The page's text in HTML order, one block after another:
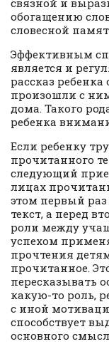
связной и
обогащению
словесной
Эффективным
является и
рассказ
произошли с
дома. Такого
ребенка
Если ребенку
прочитанного
следующий
лицах
этом первый
текст, а перед
роли между
успехом
прочтения
прочитанное.
пересказывать
какую-то роль,
с иной
способствует
основного